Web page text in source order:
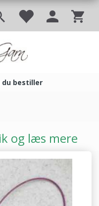
du bestiller
og læs mere